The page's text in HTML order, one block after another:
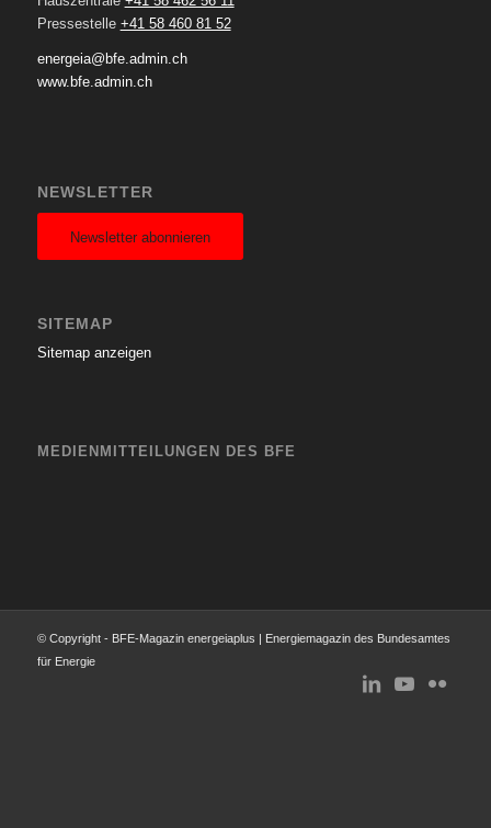
Pressestelle +41 58 460 81 52
energeia@bfe.admin.ch
www.bfe.admin.ch
NEWSLETTER
Newsletter abonnieren
SITEMAP
Sitemap anzeigen
MEDIENMITTEILUNGEN DES BFE
© Copyright - BFE-Magazin energeiaplus | Energiemagazin des Bundesamtes
für Energie